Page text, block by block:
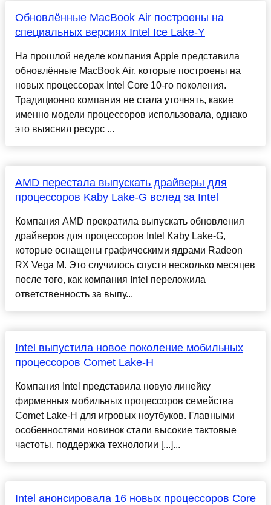
Обновлённые MacBook Air построены на
специальных версиях Intel Ice Lake-Y
На прошлой неделе компания Apple представила
обновлённые MacBook Air, которые построены на
новых процессорах Intel Core 10-го поколения.
Традиционно компания не стала уточнять, какие
именно модели процессоров использовала, однако
это выяснил ресурс ...
AMD перестала выпускать драйверы для
процессоров Kaby Lake-G вслед за Intel
Компания AMD прекратила выпускать обновления
драйверов для процессоров Intel Kaby Lake-G,
которые оснащены графическими ядрами Radeon
RX Vega M. Это случилось спустя несколько месяцев
после того, как компания Intel переложила
ответственность за выпу...
Intel выпустила новое поколение мобильных
процессоров Comet Lake-H
Компания Intel представила новую линейку
фирменных мобильных процессоров семейства
Comet Lake-H для игровых ноутбуков. Главными
особенностями новинок стали высокие тактовые
частоты, поддержка технологии [...]...
Intel анонсировала 16 новых процессоров Core